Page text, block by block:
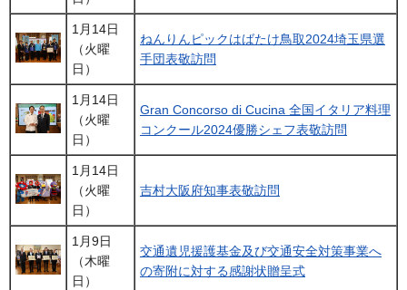
1月14日
（火曜
日）
ねんりんピックはばたけ鳥取2024埼玉県選
手団表敬訪問
1月14日
（火曜
日）
Gran Concorso di Cucina 全国イタリア料理
コンクール2024優勝シェフ表敬訪問
1月14日
（火曜
日）
吉村大阪府知事表敬訪問
1月9日
（木曜
日）
交通遺児援護基金及び交通安全対策事業へ
の寄附に対する感謝状贈呈式